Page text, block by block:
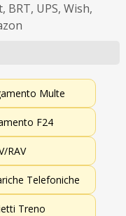
UPS, Wish,
Multe
F24
RAV
Telefoniche
Treno